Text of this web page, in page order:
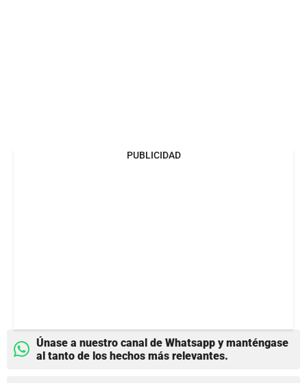
PUBLICIDAD
Únase a nuestro canal de Whatsapp y manténgase
al tanto de los hechos más relevantes.